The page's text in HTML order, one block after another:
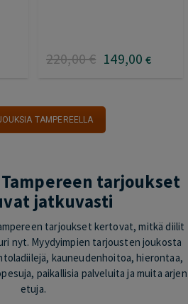
220,00€ 149,00 €
TAMPEREELLA
tarjoukset
jatkuvasti
tarjoukset kertovat, mitkä diilit
nyt. Myydyimpien tarjousten joukosta
kauneudenhoitoa, hierontaa,
paikallisia palveluita ja muita arjen
etuja.